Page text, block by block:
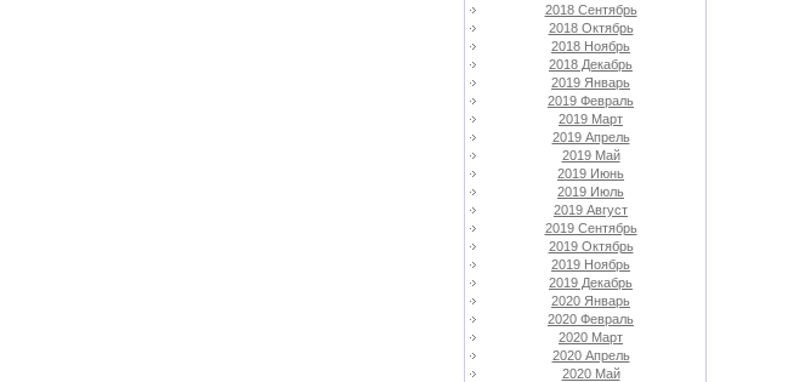
2018 Сентябрь
2018 Октябрь
2018 Ноябрь
2018 Декабрь
2019 Январь
2019 Февраль
2019 Март
2019 Апрель
2019 Май
2019 Июнь
2019 Июль
2019 Август
2019 Сентябрь
2019 Октябрь
2019 Ноябрь
2019 Декабрь
2020 Январь
2020 Февраль
2020 Март
2020 Апрель
2020 Май